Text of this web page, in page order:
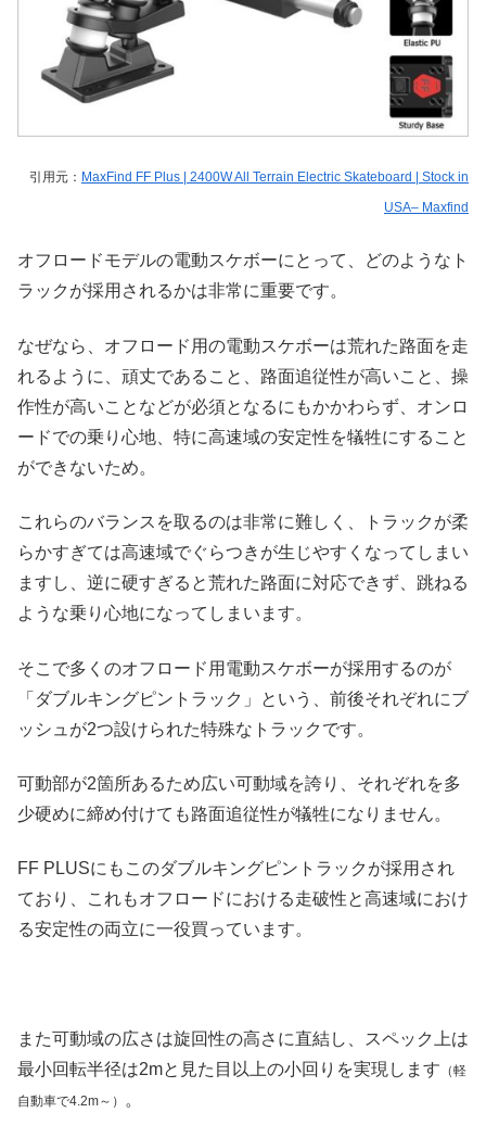
引用元： MaxFind FF Plus | 2400W All Terrain Electric Skateboard | Stock in
USA– Maxfind
オフロードモデルの電動スケボーにとって、どのようなト
ラックが採用されるかは非常に重要です。
なぜなら、オフロード用の電動スケボーは荒れた路面を走
れるように、頑丈であること、路面追従性が高いこと、操
作性が高いことなどが必須となるにもかかわらず、オンロ
ードでの乗り心地、特に高速域の安定性を犠牲にすること
ができないため。
これらのバランスを取るのは非常に難しく、トラックが柔
らかすぎては高速域でぐらつきが生じやすくなってしまい
ますし、逆に硬すぎると荒れた路面に対応できず、跳ねる
ような乗り心地になってしまいます。
そこで多くのオフロード用電動スケボーが採用するのが
「ダブルキングピントラック」という、前後それぞれにブ
ッシュが2つ設けられた特殊なトラックです。
可動部が2箇所あるため広い可動域を誇り、それぞれを多
少硬めに締め付けても路面追従性が犠牲になりません。
FF PLUSにもこのダブルキングピントラックが採用され
ており、これもオフロードにおける走破性と高速域におけ
る安定性の両立に一役買っています。
また可動域の広さは旋回性の高さに直結し、スペック上は
最小回転半径は2mと見た目以上の小回りを実現します （軽
自動車で4.2m～）
。